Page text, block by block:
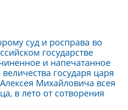
суд и росправа во
государстве
и напечатанное
государя царя
Михайловича всея
в лето от сотворения